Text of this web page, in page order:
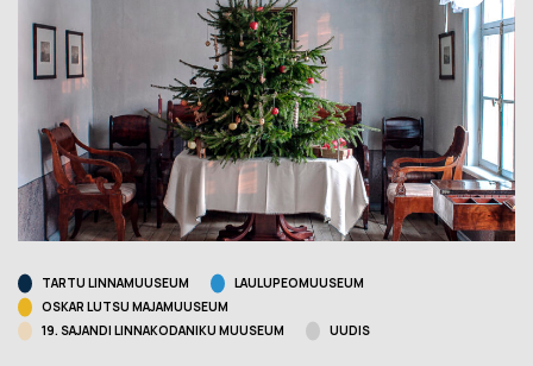
TARTU LINNAMUUSEUM
LAULUPEOMUUSEUM
OSKAR LUTSU MAJAMUUSEUM
19. SAJANDI LINNAKODANIKU MUUSEUM
UUDIS